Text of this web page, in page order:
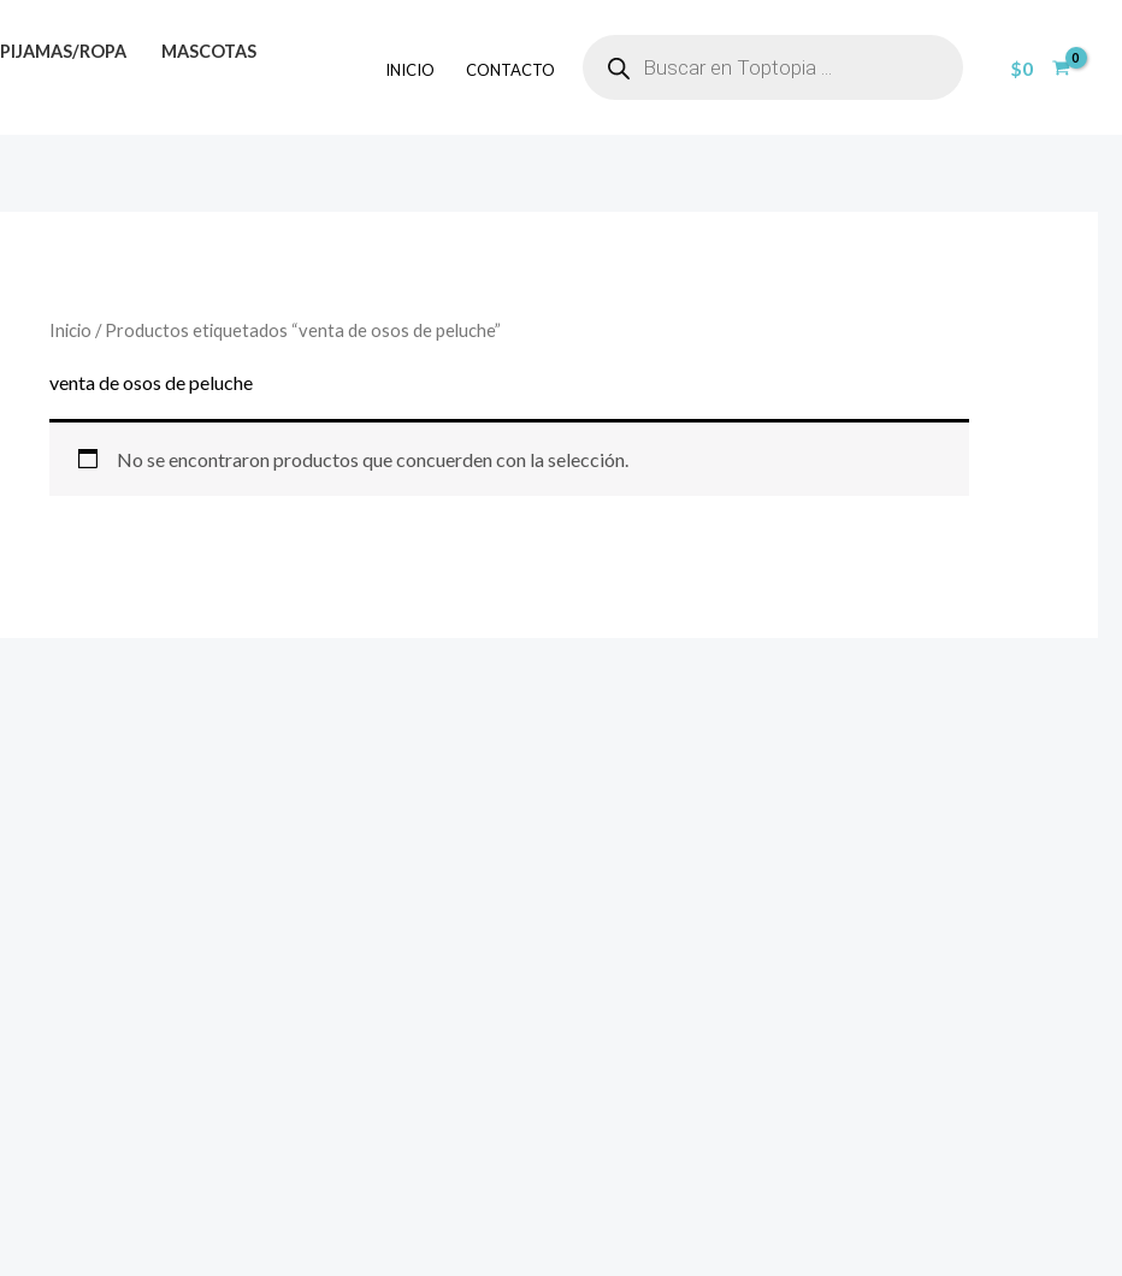
PIJAMAS/ROPA
MASCOTAS
INICIO CONTACTO
PRODUCTOS
$0
Inicio / Productos etiquetados “venta de osos de peluche”
venta de osos de peluche
No se encontraron productos que concuerden con la selección.